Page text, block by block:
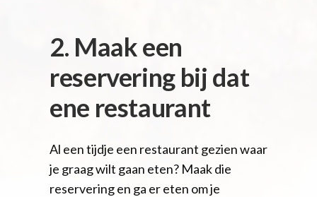
2. Maak een
reservering bij dat
ene restaurant
Al een tijdje een restaurant gezien waar
je graag wilt gaan eten? Maak die
reservering en ga er eten om je